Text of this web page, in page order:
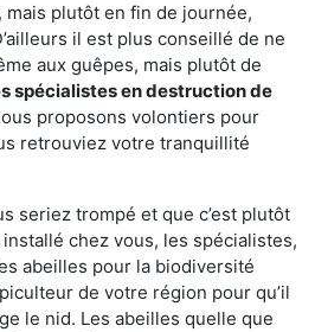
plutôt en fin de journée,
il est plus conseillé de ne
aux guêpes, mais plutôt de
spécialistes en destruction de
proposons volontiers pour
retrouviez votre tranquillité
seriez trompé et que c’est plutôt
chez vous, les spécialistes,
abeilles pour la biodiversité
de votre région pour qu’il
le nid. Les abeilles quelle que